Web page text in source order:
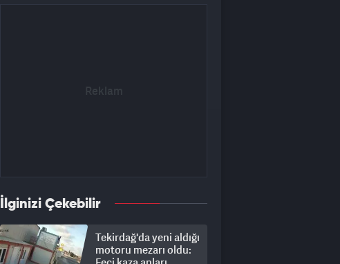
İlginizi Çekebilir
Tekirdağ'da yeni aldığı
motoru mezarı oldu: